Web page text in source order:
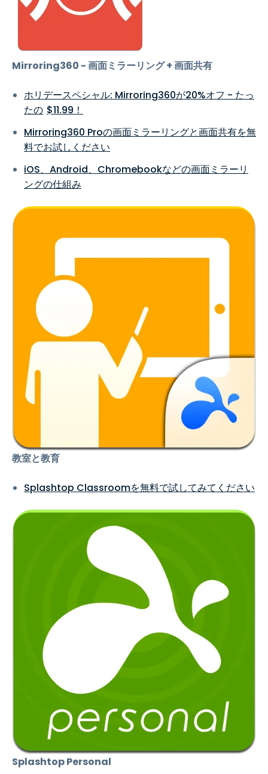
Mirroring360 - 画面ミラーリング + 画面共有
ホリデースペシャル: Mirroring360が20%オフ - たっ
たの $11.99 ！
Mirroring360 Proの画面ミラーリングと画面共有を無
料でお試しください
iOS、Android、Chromebookなどの画面ミラーリ
ングの仕組み
教室と教育
Splashtop Classroomを無料で試してみてください
Splashtop Personal